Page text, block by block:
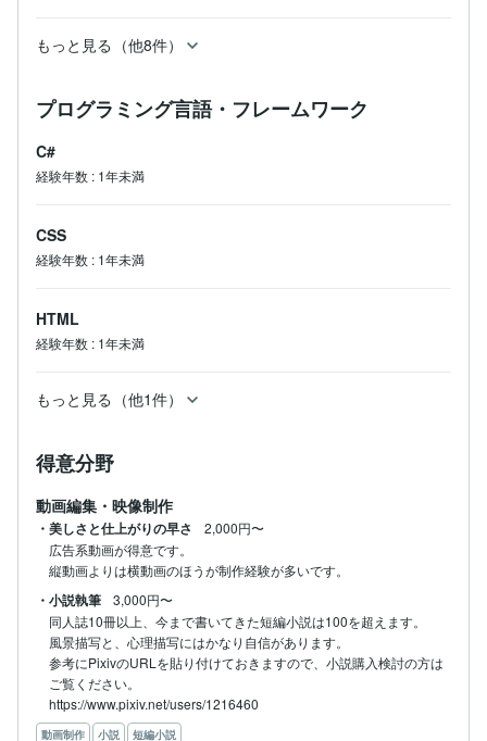
もっと見る（他8件）
プログラミング言語・フレームワーク
C#
経験年数 : 1年未満
CSS
経験年数 : 1年未満
HTML
経験年数 : 1年未満
もっと見る（他1件）
得意分野
動画編集・映像制作
・美しさと仕上がりの早さ
2,000円〜
広告系動画が得意です。
縦動画よりは横動画のほうが制作経験が多いです。
・小説執筆
3,000円〜
同人誌10冊以上、今まで書いてきた短編小説は100を超えます。
風景描写と、心理描写にはかなり自信があります。
参考にPixivのURLを貼り付けておきますので、小説購入検討の方は
ご覧ください。
https://www.pixiv.net/users/1216460
動画制作 小説 短編小説